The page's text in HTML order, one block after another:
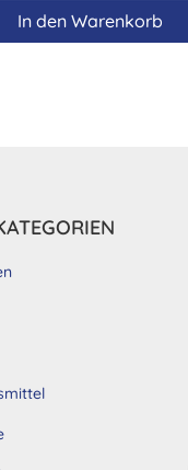
In den Warenkorb